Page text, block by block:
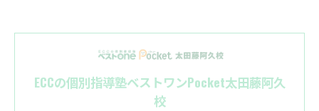
ECCの個別指導塾ベストワンPocket太田藤阿久
校